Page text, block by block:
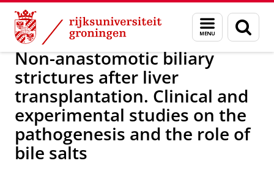
Skip
Content
Skip
Navigation
Menu
en
zoeken
Over ons Actueel Nieuws Nieuwsberichten
Non-anastomotic biliary
strictures after liver
transplantation. Clinical and
experimental studies on the
pathogenesis and the role of
bile salts